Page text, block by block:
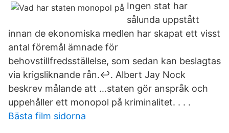
Ingen stat har
sålunda uppstått
innan de ekonomiska medlen har skapat ett visst
antal föremål ämnade för
behovstillfredsställelse, som sedan kan beslagtas
via krigsliknande rån.↩︎. Albert Jay Nock
beskrev målande att …staten gör anspråk och
uppehåller ett monopol på kriminalitet. . . .
Bästa film sidorna